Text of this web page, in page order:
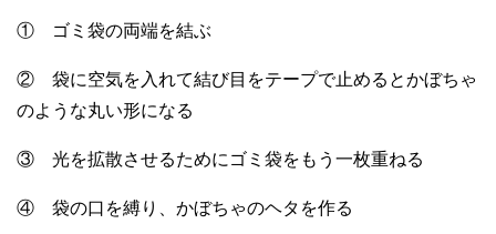
① ゴミ袋の両端を結ぶ
② 袋に空気を入れて結び目をテープで止めるとかぼちゃ
のような丸い形になる
③ 光を拡散させるためにゴミ袋をもう一枚重ねる
④ 袋の口を縛り、かぼちゃのヘタを作る